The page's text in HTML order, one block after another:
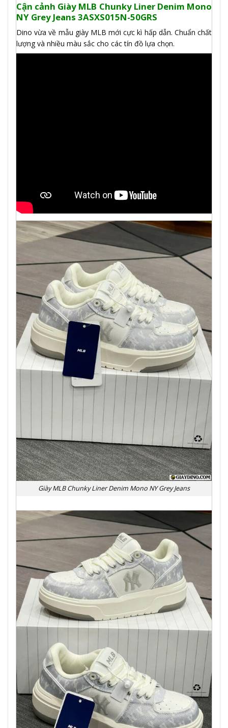
Cận cảnh Giày MLB Chunky Liner Denim Mono
NY Grey Jeans 3ASXS015N-50GRS
Dino vừa về mẫu giày MLB mới cực kì hấp dẫn. Chuẩn chất
lượng và nhiều màu sắc cho các tín đồ lựa chọn.
Giày MLB Chunky Liner Denim Mono NY Grey Jeans